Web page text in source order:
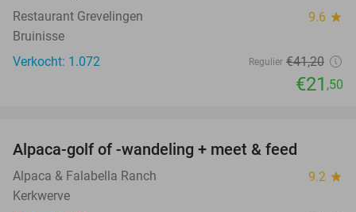
Restaurant Grevelingen 9.6 star
Bruinisse
Verkocht: 1.072
Regulier €41,20
€21 ,50
Alpaca-golf of -wandeling + meet & feed
Alpaca & Falabella Ranch 9.2 star
Kerkwerve